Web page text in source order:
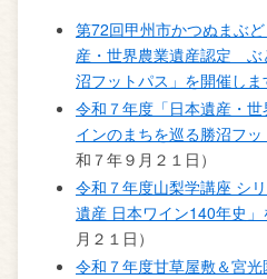
第72回甲州市かつぬまぶ
産・世界農業遺産認定 ぶ
沼フットパス」を開催しま
令和７年度「日本遺産・
インのまちを巡る勝沼フ
和７年９月２１日）
令和７年度山梨学講座 シ
遺産 日本ワイン140年史」
月２１日）
令和７年度甘草屋敷＆宮